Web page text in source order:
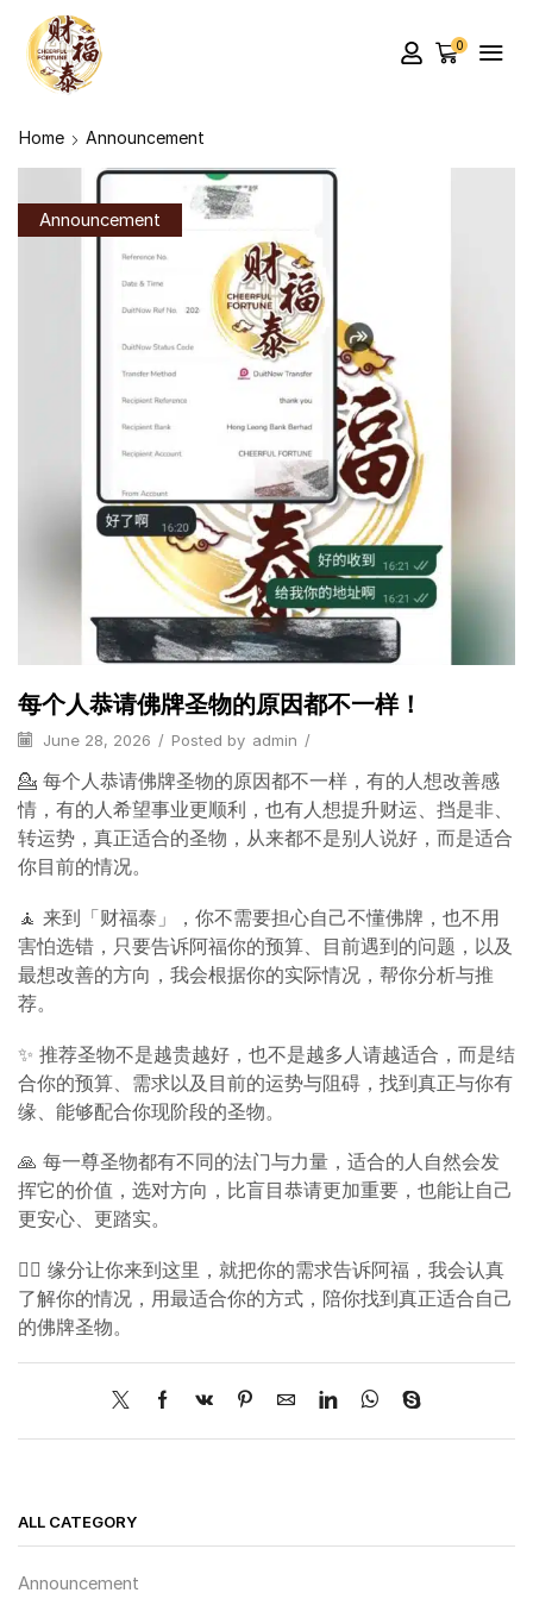
0
Home Announcement
Announcement
每个人恭请佛牌圣物的原因都不一样！
June 28, 2026 / Posted by admin /
💁 每个人恭请佛牌圣物的原因都不一样，有的人想改善感
情，有的人希望事业更顺利，也有人想提升财运、挡是非、
转运势，真正适合的圣物，从来都不是别人说好，而是适合
你目前的情况。
🧘 来到「财福泰」，你不需要担心自己不懂佛牌，也不用
害怕选错，只要告诉阿福你的预算、目前遇到的问题，以及
最想改善的方向，我会根据你的实际情况，帮你分析与推
荐。
✨ 推荐圣物不是越贵越好，也不是越多人请越适合，而是结
合你的预算、需求以及目前的运势与阻碍，找到真正与你有
缘、能够配合你现阶段的圣物。
🙏 每一尊圣物都有不同的法门与力量，适合的人自然会发
挥它的价值，选对方向，比盲目恭请更加重要，也能让自己
更安心、更踏实。
❤️‍🔥 缘分让你来到这里，就把你的需求告诉阿福，我会认真
了解你的情况，用最适合你的方式，陪你找到真正适合自己
的佛牌圣物。
ALL CATEGORY
Announcement